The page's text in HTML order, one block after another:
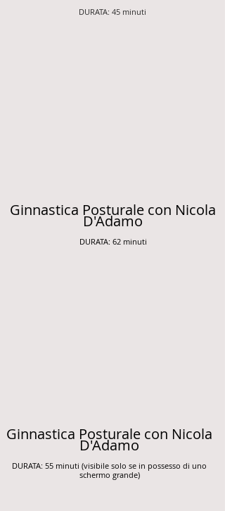
DURATA: 45 minuti
Ginnastica Posturale con Nicola
D'Adamo
DURATA: 62 minuti
Ginnastica Posturale con Nicola
D'Adamo
DURATA: 55 minuti (visibile solo se in possesso di uno
schermo grande)